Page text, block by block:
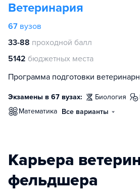
Ветеринария
67 вузов
33-88 проходной балл
5142 бюджетных места
Программа подготовки
Экзамены в 67 вузах: биология
математика Все варианты
Карьера
фельдшера